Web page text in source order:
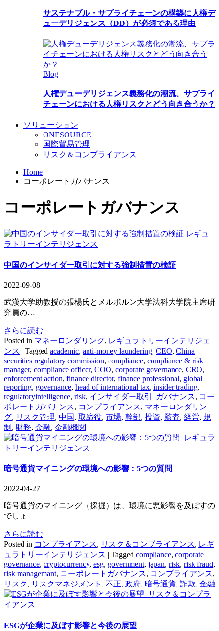
サステナブル・サプライチェーンの構築に人権デ
ューデリジェンス（DD）が必須である理由
Blog
人権デューデリジェンス義務化の潮流、サプライ
チェーンにおける人権リスクとどう向き合うか？
ソリューション
ONESOURCE
国際貿易管理
リスク＆コンプライアンス
Home
コーポレートガバナンス
コーポレートガバナンス
レギュ
ラトリーインテリジェンス
中国のインサイダー取引に対する強制措置の検証
2022-09-08
武漢大学助教授の張楊氏とメルボルン大学法科大学院主席研
究員の…
さらに読む
Posted in マネーロンダリング, レギュラトリーインテリジェ
ンス | Tagged academic, anti-money laundering, CEO, China
securities regulatory commission, compliance, compliance & risk
manager, compliance officer, COO, corporate governance, CRO,
enforcement action, finance director, finance professional, global
reporting, governance, head of international tax, insider trading,
regulatoryintelligence, risk, インサイダー取引 , ガバナンス, コー
ポレートガバナンス, コンプライアンス, マネーロンダリン
グ, リスク管理, 中国, 取締役, 市場, 幹部, 投資, 監査, 経営, 規
制 , 財務, 金融, 金融機関
レギュラ
トリーインテリジェンス
暗号通貨マイニングの環境への影響：5つの質問
2022-04-27
暗号通貨のマイニング（採掘）は、環境に悪影響を及ぼすの
でしょ…
さらに読む
Posted in コンプライアンス, リスク＆コンプライアンス, レギ
ュラトリーインテリジェンス
Tagged compliance, corporate
governance, cryptocurrency, esg, government, japan, risk, risk fraud,
risk managemant, コーポレートガバナンス, コンプライアンス,
リスク, リスクマネジメント , 不正, 政府, 暗号通貨, 詐欺, 金融
リスク＆コンプラ
イアンス
ESGが企業に及ぼす影響と今後の展望